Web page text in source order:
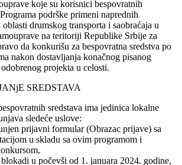
koje su korisnici bespovratnih
podrške primeni naprednih
drumskog transporta i saobraćaja u
na teritoriji Republike Srbije za
da konkurišu za bespovratna sredstva po
nakon dostavljanja konačnog pisanog
projekta u celosti.
SREDSTAVA
sredstava ima jedinica lokalne
sledeće uslove:
prijavni formular (Obrazac prijave) sa
u skladu sa ovim programom i
u počevši od 1. januara 2024. godine,